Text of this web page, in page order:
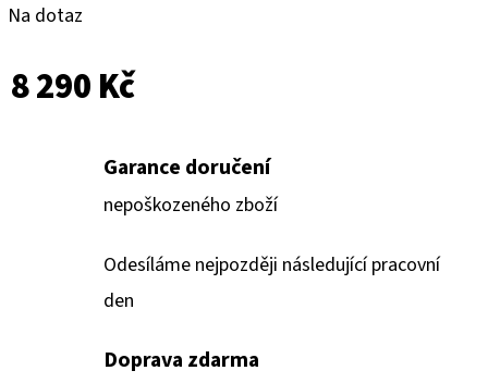
Na dotaz
8 290 Kč
Garance doručení
nepoškozeného zboží
Odesíláme nejpozději následující pracovní
den
Doprava zdarma